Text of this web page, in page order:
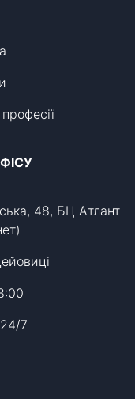
48, БЦ Атлант
7